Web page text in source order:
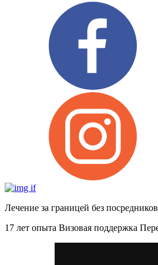
Лечение за границей без посредников
17 лет опыта Визовая поддержка